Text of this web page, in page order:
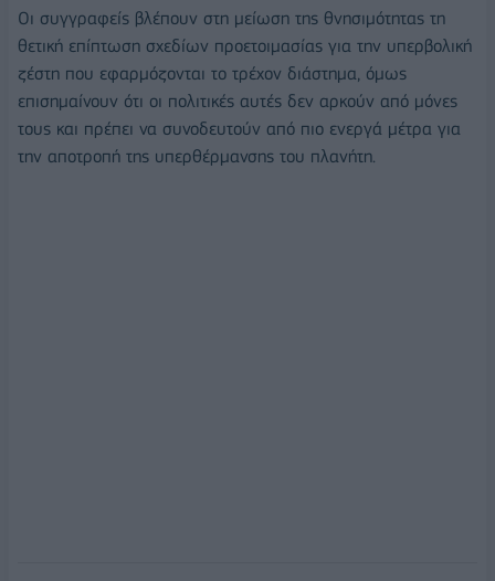
Οι συγγραφείς βλέπουν στη μείωση της θνησιμότητας τη
θετική επίπτωση σχεδίων προετοιμασίας για την υπερβολική
ζέστη που εφαρμόζονται το τρέχον διάστημα, όμως
επισημαίνουν ότι οι πολιτικές αυτές δεν αρκούν από μόνες
τους και πρέπει να συνοδευτούν από πιο ενεργά μέτρα για
την αποτροπή της υπερθέρμανσης του πλανήτη.